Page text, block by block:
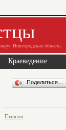
Новгородская область
Краеведение
Поделиться…
Главная